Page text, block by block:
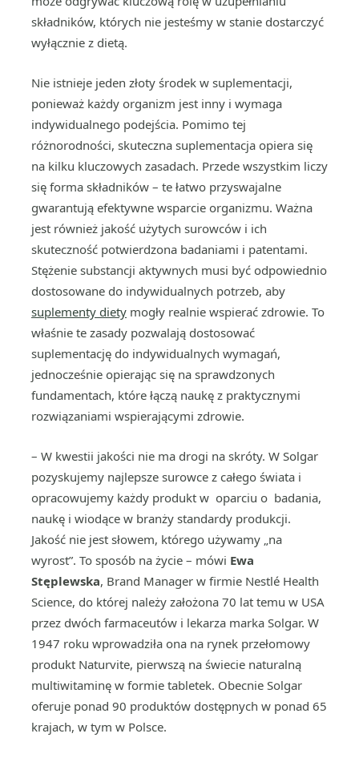
składników, których nie jesteśmy w stanie dostarczyć
wyłącznie z dietą.
Nie istnieje jeden złoty środek w suplementacji,
ponieważ każdy organizm jest inny i wymaga
indywidualnego podejścia. Pomimo tej
różnorodności, skuteczna suplementacja opiera się
na kilku kluczowych zasadach. Przede wszystkim liczy
się forma składników – te łatwo przyswajalne
gwarantują efektywne wsparcie organizmu. Ważna
jest również jakość użytych surowców i ich
skuteczność potwierdzona badaniami i patentami.
Stężenie substancji aktywnych musi być odpowiednio
dostosowane do indywidualnych potrzeb, aby
suplementy diety mogły realnie wspierać zdrowie. To
właśnie te zasady pozwalają dostosować
suplementację do indywidualnych wymagań,
jednocześnie opierając się na sprawdzonych
fundamentach, które łączą naukę z praktycznymi
rozwiązaniami wspierającymi zdrowie.
– W kwestii jakości nie ma drogi na skróty. W Solgar
pozyskujemy najlepsze surowce z całego świata i
opracowujemy każdy produkt w oparciu o badania,
naukę i wiodące w branży standardy produkcji.
Jakość nie jest słowem, którego używamy „na
wyrost”. To sposób na życie – mówi Ewa
Stęplewska, Brand Manager w firmie Nestlé Health
Science, do której należy założona 70 lat temu w USA
przez dwóch farmaceutów i lekarza marka Solgar. W
1947 roku wprowadziła ona na rynek przełomowy
produkt Naturvite, pierwszą na świecie naturalną
multiwitaminę w formie tabletek. Obecnie Solgar
oferuje ponad 90 produktów dostępnych w ponad 65
krajach, w tym w Polsce.